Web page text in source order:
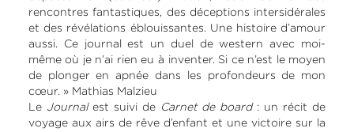
rencontres fantastiques, des déceptions intersidérales
et des révélations éblouissantes. Une histoire d’amour
aussi. Ce journal est un duel de western avec moi-
même où je n’ai rien eu à inventer. Si ce n’est le moyen
de plonger en apnée dans les profondeurs de mon
cœur. » Mathias Malzieu
Le Journal est suivi de Carnet de board: un récit de
voyage aux airs de rêve d’enfant et une victoire sur la